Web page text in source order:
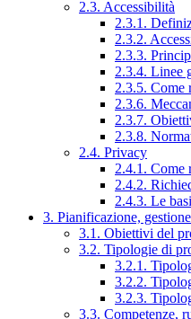
2.3. Accessibilità
2.3.1.
2.3.2.
2.3.3.
2.3.4. Linee
2.3.5. Come
2.3.6.
2.3.7.
2.3.8.
2.4. Privacy
2.4.1. Come
2.4.2.
2.4.3. Le
3. Pianificazione,
3.1. Obiettivi del
3.2. Tipologie di
3.2.1.
3.2.2.
3.2.3.
3.3. Competenze,